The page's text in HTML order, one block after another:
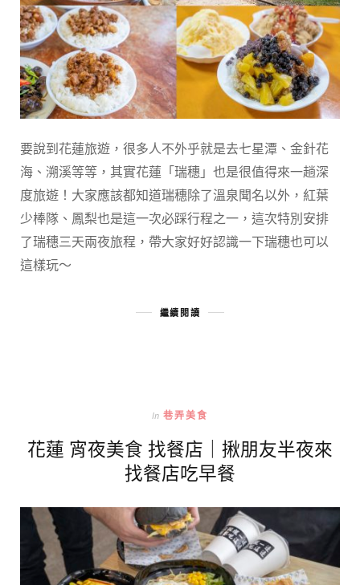
要說到花蓮旅遊，很多人不外乎就是去七星潭、金針花
海、溯溪等等，其實花蓮「瑞穗」也是很值得來一趟深
度旅遊！大家應該都知道瑞穗除了溫泉聞名以外，紅葉
少棒隊、鳳梨也是這一次必踩行程之一，這次特別安排
了瑞穗三天兩夜旅程，帶大家好好認識一下瑞穗也可以
這樣玩～
繼續閱讀
In 巷弄美食
花蓮 宵夜美食 找餐店｜揪朋友半夜來
找餐店吃早餐